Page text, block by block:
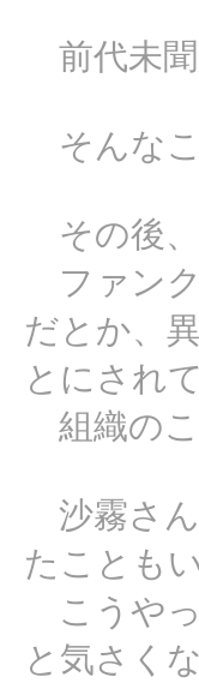
前代未
そんな
その後
ファン
だとか、
とにされ
組織の
沙霧さ
たことも
こうや
と気さく